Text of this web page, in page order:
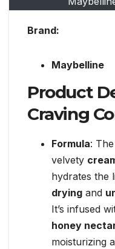
Brand:
Maybelline
Product
Craving
Formula:
velvety
hydrates the
drying and
It’s infused
honey
moisturizing